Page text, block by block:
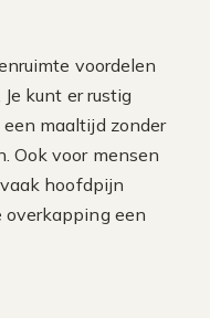
voordelen
kunt er rustig
maaltijd zonder
Ook voor mensen
hoofdpijn
overkapping een